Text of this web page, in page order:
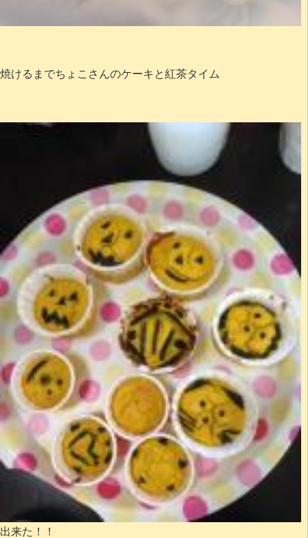
焼けるまでちょこさんのケーキと紅茶タイム
出来た！！